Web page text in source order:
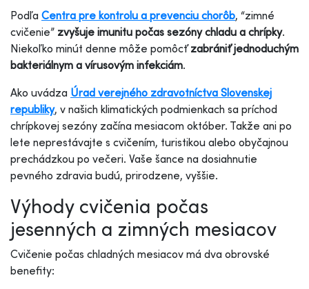
Podľa Centra pre kontrolu a prevenciu chorôb, “zimné
cvičenie” zvyšuje imunitu počas sezóny chladu a chrípky.
Niekoľko minút denne môže pomôcťzabrániť jednoduchým
bakteriálnym a vírusovým infekciám.
Ako uvádza Úrad verejného zdravotníctva Slovenskej
republiky, v našich klimatických podmienkach sa príchod
chrípkovej sezóny začína mesiacom október. Takže ani po
lete neprestávajte s cvičením, turistikou alebo obyčajnou
prechádzkou po večeri. Vaše šance na dosiahnutie
pevného zdravia budú, prirodzene, vyššie.
Výhody cvičenia počas
jesenných a zimných mesiacov
Cvičenie počas chladných mesiacov má dva obrovské
benefity: